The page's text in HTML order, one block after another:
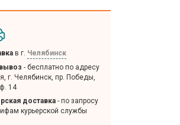
в г. Челябинск
- бесплатно по адресу
г. Челябинск, пр. Победы,
14
доставка - по запросу
курьерской службы